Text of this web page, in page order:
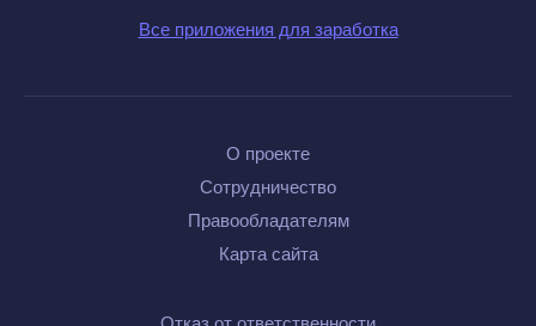
Все приложения для заработка
О проекте
Сотрудничество
Правообладателям
Карта сайта